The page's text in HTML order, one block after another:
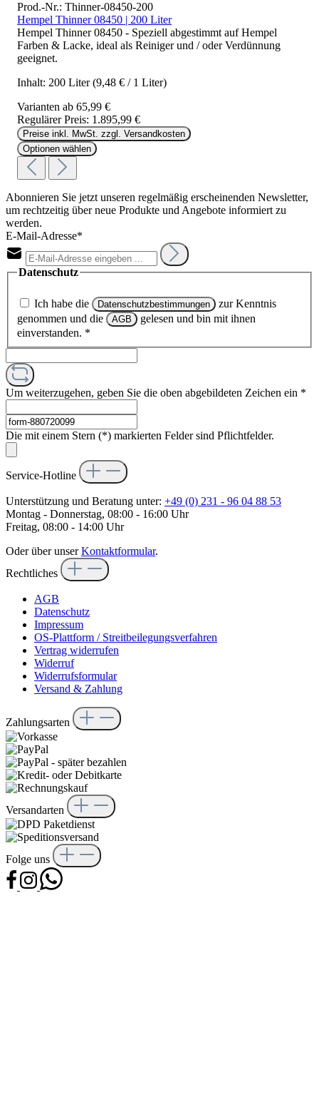
Prod.-Nr.: Thinner-08450-200
Hempel Thinner 08450 | 200 Liter
Hempel Thinner 08450 - Speziell abgestimmt auf Hempel
Farben & Lacke, ideal als Reiniger und / oder Verdünnung
geeignet.
Inhalt: 200 Liter(9,48 € / 1 Liter)
Varianten ab 65,99 €
Regulärer Preis: 1.895,99 €
Preise inkl. MwSt. zzgl. Versandkosten
Optionen wählen
Abonnieren Sie jetzt unseren regelmäßig erscheinenden Newsletter,
um rechtzeitig über neue Produkte und Angebote informiert zu
werden.
E-Mail-Adresse*
Datenschutz
Ich habe die Datenschutzbestimmungen
zur Kenntnis
genommen und die
AGB
gelesen und bin mit ihnen
einverstanden. *
Um weiterzugehen, geben Sie die oben abgebildeten Zeichen ein *
Die mit einem Stern (*) markierten Felder sind Pflichtfelder.
Service-Hotline
Unterstützung und Beratung unter: +49 (0) 231 - 96 04 88 53
Montag - Donnerstag, 08:00 - 16:00 Uhr
Freitag, 08:00 - 14:00 Uhr
Oder über unserKontaktformular.
Rechtliches
AGB
Datenschutz
Impressum
OS-Plattform / Streitbeilegungsverfahren
Vertrag widerrufen
Widerruf
Widerrufsformular
Versand & Zahlung
Zahlungsarten
Versandarten
Folge uns